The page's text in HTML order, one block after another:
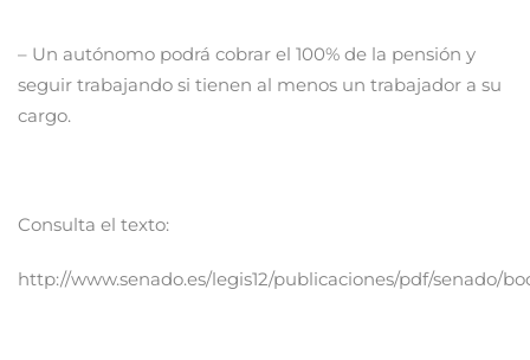
– Un autónomo podrá cobrar el 100% de la pensión y
seguir trabajando si tienen al menos un trabajador a su
cargo.
Consulta el texto:
http://www.senado.es/legis12/publicaciones/pdf/senado/